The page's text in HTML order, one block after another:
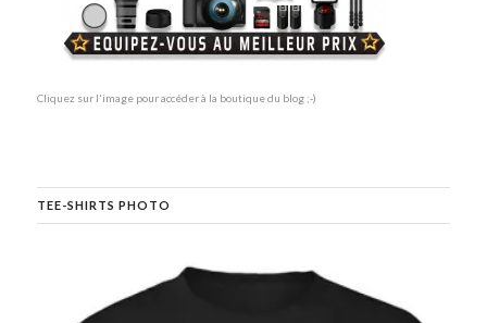
Cliquez sur l'image pour accéder à la boutique du blog ;-)
TEE-SHIRTS PHOTO